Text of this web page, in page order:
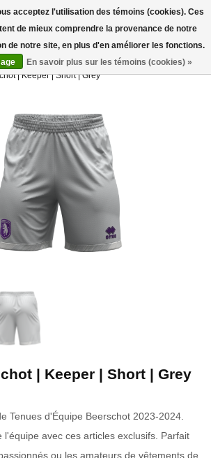
0
| Keeper | Short | Grey
| Keeper | Short | Grey
Tenues d'Équipe Beerschot 2023-2024.
l'équipe avec ces articles exclusifs. Parfait
ou les amateurs de vêtements de
acceptez l'utilisation des témoins (cookies). Ces
de mieux comprendre la provenance de notre
de notre site, en plus d'en améliorer les fonctions.
En savoir plus sur les témoins (cookies) »